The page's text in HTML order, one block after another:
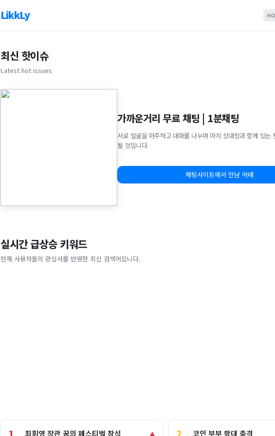
LikkLy
최신 핫이슈
Latest hot issues
가까운거리 무료 채팅 | 1분채팅
서로 얼굴을 마주하고 대화를 나누며 마치 상대방과 함께 있는
될 것입니다.
채팅사이트에서 만남 어때
실시간 급상승 키워드
현재 사용자들의 관심사를 반영한 최신 검색어입니다.
최휘영 장관 꿈의 페스티벌 참석 ▲ 2 코인 부부 학대 충격